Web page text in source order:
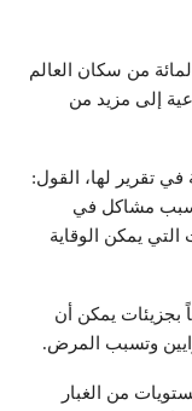
الصحة العالمية من أن 99 في المائة من سكان العالم
إلى مزيد من
تقرير لها، القول:
تسبب مشاكل في
التي يمكن الوقاية
بجزيئات يمكن أن
وتسبب المرض.
من الغبار